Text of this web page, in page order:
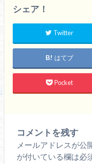
シェア！
Twitter
はてブ
Pocket
コメントを残す
メールアドレスが公
が付いている欄は必